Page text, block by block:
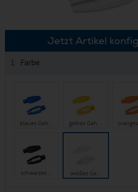
Jetzt Artikel
1. Farbe
blaues Geh… gelbes Geh… oranges
schwarzes … weißes Ge…